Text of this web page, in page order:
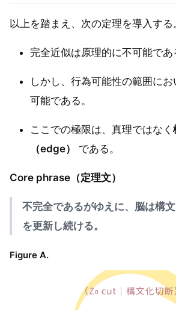
以上を踏まえ、次の定理を導入する
完全近似は原理的に不可能であ
しかし、行為可能性の範囲に
可能である。
ここでの極限は、真理ではなく
（edge）
である。
Core phrase（定理文）
不完全であるがゆえに、脳は構
を更新し続ける。
Figure A.